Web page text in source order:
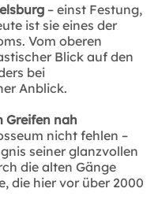
– einst Festung,
ist sie eines der
Vom oberen
Blick auf den
bei
Anblick.
Greifen nah
nicht fehlen –
seiner glanzvollen
die alten Gänge
die hier vor über 2000